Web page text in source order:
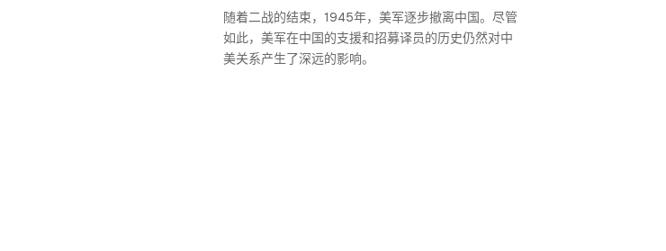
随着二战的结束，1945年，美军逐步撤离中国。尽管
如此，美军在中国的支援和招募译员的历史仍然对中
美关系产生了深远的影响。